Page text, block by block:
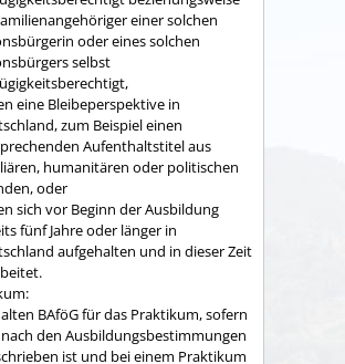
einer solchen
oder eines solchen
selbst
eine Bleibeperspektive in
zum Beispiel einen
Aufenthaltstitel aus
humanitären oder politischen
oder
sich vor Beginn der Ausbildung
fünf Jahre oder länger in
aufgehalten und in dieser Zeit
BAföG für das Praktikum, sofern
den Ausbildungsbestimmungen
ist und bei einem Praktikum